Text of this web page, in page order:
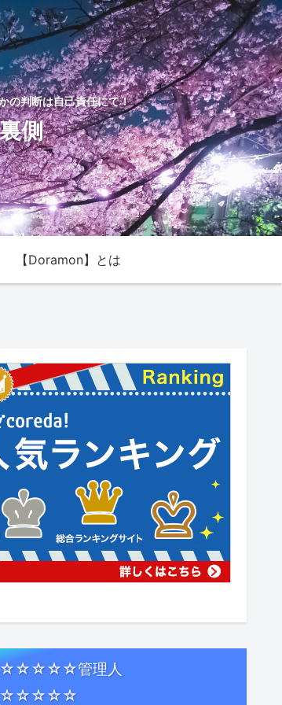
の判断は自己責任にて！
側
【Doramon】とは
管理人